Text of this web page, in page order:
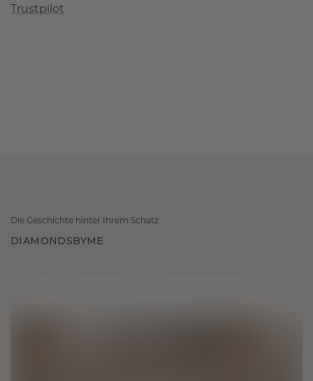
Trustpilot
Die Geschichte hinter Ihrem Schatz
DIAMONDSBYME